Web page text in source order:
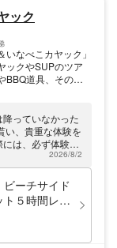
ック
いなべこカヤック」
ックやSUPのツア
BBQ道具、その他
楽しみいただけま
観光地や温泉地も
んでいただける場所
越しの際は、ぜひ遊
っていなかった
い、貴重な体験を
は、必ず体験し
2026/8/2
ビーチサイド
５時間レン